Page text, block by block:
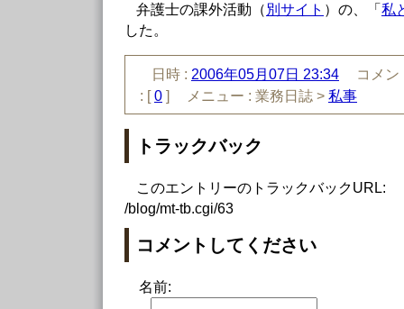
弁護士の課外活動（ 別サイト ）の、「 私
した。
日時 : 2006年05月07日 23:34
コメ
: [0 ] メニュー : 業務日誌 > 私事
トラックバック
このエントリーのトラックバックURL:
/blog/mt-tb.cgi/63
コメントしてください
名前: